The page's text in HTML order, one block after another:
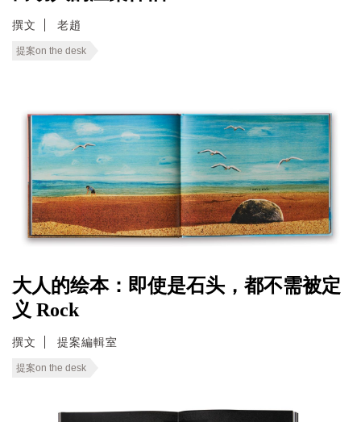
撰文 老趙
提案on the desk
大人的绘本：即使是石头，都不需被定
义 Rock
撰文 提案編輯室
提案on the desk